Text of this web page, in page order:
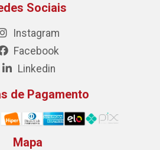
Sociais
Instagram
Facebook
Linkedin
de Pagamento
Mapa